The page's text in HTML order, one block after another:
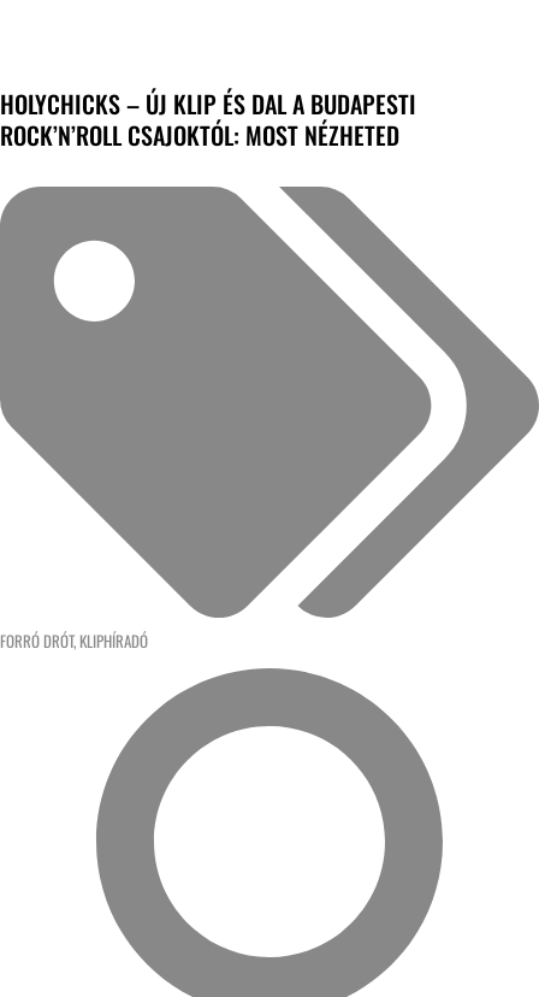
HOLYCHICKS – ÚJ KLIP ÉS DAL A BUDAPESTI
ROCK’N’ROLL CSAJOKTÓL: MOST NÉZHETED
FORRÓ DRÓT, KLIPHÍRADÓ